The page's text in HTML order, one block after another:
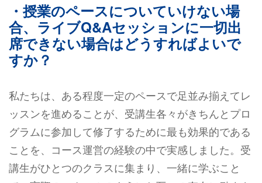
・授業のペースについていけない場
合、ライブQ&Aセッションに一切出
席できない場合はどうすればよいで
すか？
私たちは、ある程度一定のペースで足並み揃えてレ
ッスンを進めることが、受講生各々がきちんとプロ
グラムに参加して修了するために最も効果的である
ことを、コース運営の経験の中で実感しました。受
講生がひとつのクラスに集まり、一緒に学ぶこと